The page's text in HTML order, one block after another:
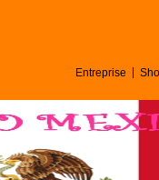
Entreprise